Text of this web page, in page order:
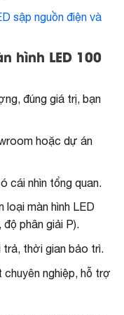
sập nguồn điện và
hình LED 100
đúng giá trị, bạn
hoặc dự án
cái nhìn tổng quan.
loại màn hình LED
phân giải P).
trả, thời gian bảo trì.
nghiệp, hỗ trợ